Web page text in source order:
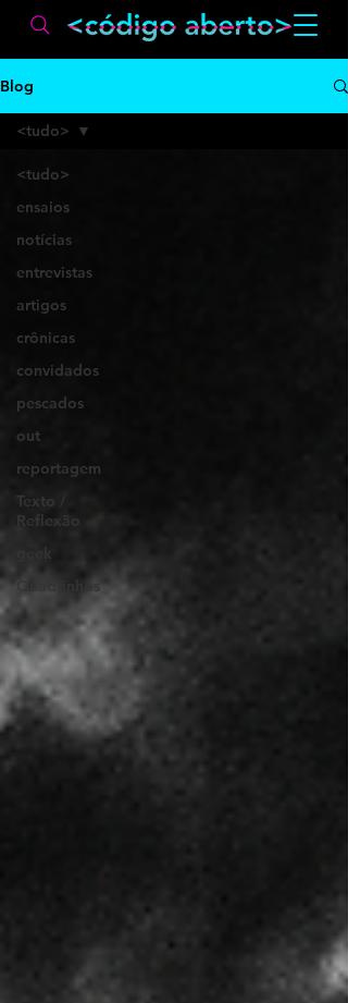
Blog
<tudo>
ensaios
notícias
entrevistas
artigos
crônicas
convidados
pescados
out
reportagem
Texto /
Reflexão
geek
<tudo>